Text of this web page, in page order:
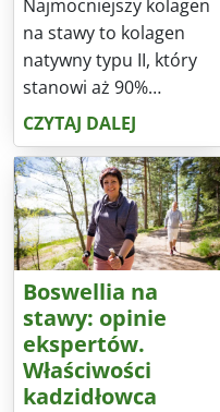
Najmocniejszy kolagen
na stawy to kolagen
natywny typu II, który
stanowi aż 90%
chrząstki stawowej.
Kolagen natywny
„trenuje" układ
odpornościowy, aby nie
niszczył kolagenu w
chrząstce stawowej.
Dzięki temu łagodzi
stan zapalny i
przeciwdziała
niszczeniu chrząstki
stawowej.
CZYTAJ DALEJ
Boswellia na
stawy: opinie
ekspertów.
Właściwości
kadzidłowca